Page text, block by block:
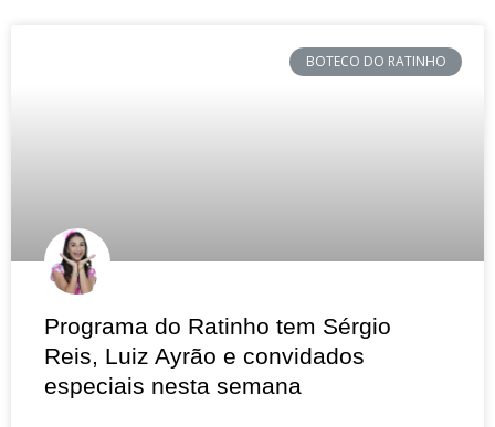
BOTECO DO RATINHO
Programa do Ratinho tem Sérgio
Reis, Luiz Ayrão e convidados
especiais nesta semana